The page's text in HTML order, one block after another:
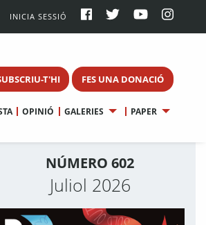
INICIA SESSIÓ
T'HI FES UNA DONACIÓ
OPINIÓ GALERIES PAPER
NÚMERO 602
Juliol 2026